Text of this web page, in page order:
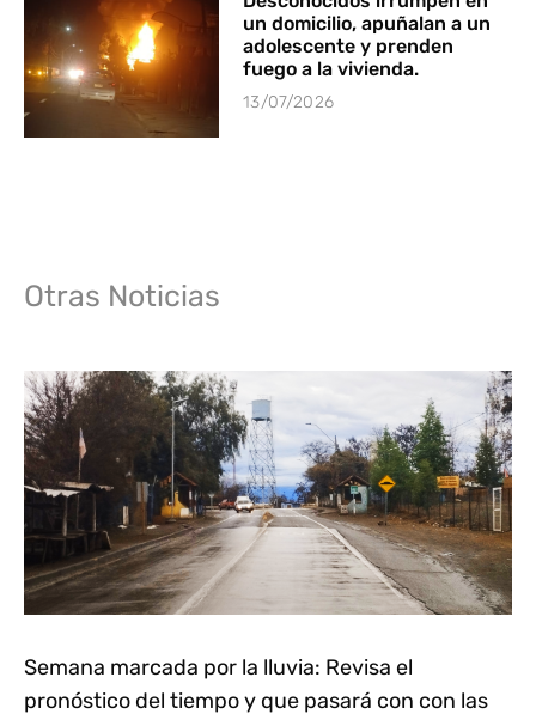
un domicilio, apuñalan a un
adolescente y prenden
fuego a la vivienda.
13/07/2026
Otras Noticias
Semana marcada por la lluvia: Revisa el
pronóstico del tiempo y que pasará con con las